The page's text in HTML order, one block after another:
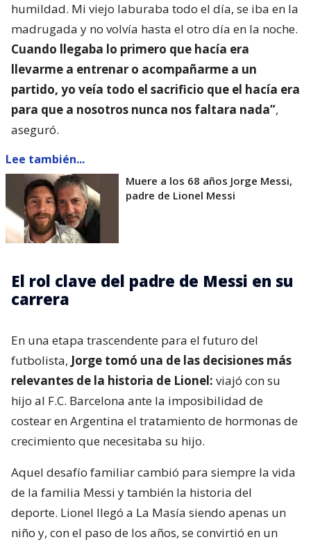
humildad. Mi viejo laburaba todo el día, se iba en la
madrugada y no volvía hasta el otro día en la noche.
Cuando llegaba lo primero que hacía era
llevarme a entrenar o acompañarme a un
partido, yo veía todo el sacrificio que el hacía era
para que a nosotros nunca nos faltara nada”,
aseguró.
Lee también...
Muere a los 68 años Jorge Messi,
padre de Lionel Messi
El rol clave del padre de Messi en su
carrera
En una etapa trascendente para el futuro del
futbolista, Jorge tomó una de las decisiones más
relevantes de la historia de Lionel: viajó con su
hijo al F.C. Barcelona ante la imposibilidad de
costear en Argentina el tratamiento de hormonas de
crecimiento que necesitaba su hijo.
Aquel desafío familiar cambió para siempre la vida
de la familia Messi y también la historia del
deporte. Lionel llegó a La Masía siendo apenas un
niño y, con el paso de los años, se convirtió en un